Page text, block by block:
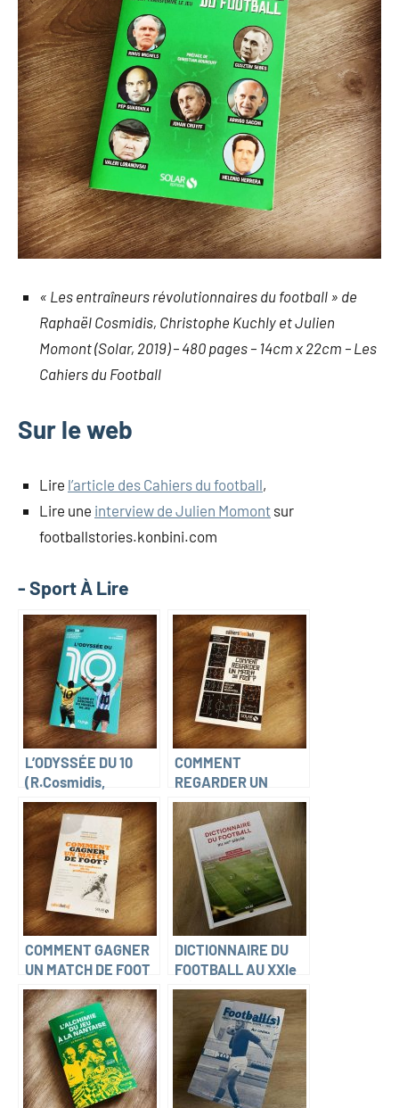
« Les entraîneurs révolutionnaires du football » de
Raphaël Cosmidis, Christophe Kuchly et Julien
Momont (Solar, 2019) – 480 pages – 14cm x 22cm – Les
Cahiers du Football
Sur le web
Lire l’article des Cahiers du football,
Lire une interview de Julien Momont sur
footballstories.konbini.com
- Sport À Lire
L’ODYSSÉE DU 10
(R.Cosmidis,
C.Kuchly, J.Momont,
P.Gargov)
COMMENT
REGARDER UN
MATCH DE FOOT ?
(R.Cosmidis, G.Juan,
C.Kuchly et
J.Momont)
COMMENT GAGNER
UN MATCH DE FOOT
? (R.Cosmidis,
P.Gargov, C.Kuchly
et J.Momont)
DICTIONNAIRE DU
FOOTBALL AU XXIe
SIÈCLE (Christophe
Kuchly & Philippe
Gargov)